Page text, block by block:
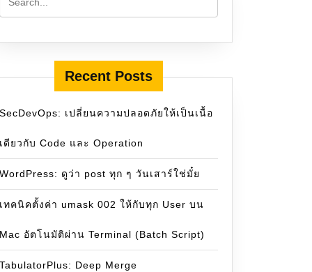
Recent Posts
SecDevOps: เปลี่ยนความปลอดภัยให้เป็นเนื้อ
เดียวกับ Code และ Operation
WordPress: ดูว่า post ทุก ๆ วันเสาร์ใช่มั๋ย
เทคนิคตั้งค่า umask 002 ให้กับทุก User บน
Mac อัตโนมัติผ่าน Terminal (Batch Script)
TabulatorPlus: Deep Merge